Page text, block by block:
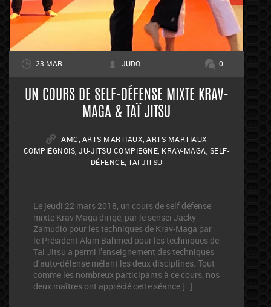
23 MAR JUDO 0
UN COURS DE SELF-DÉFENSE MIXTE KRAV-
MAGA & TAÏ JITSU
AMC ARTS MARTIAUX ,ARTS MARTIAUX
COMPIÉGNOIS ,JU-JITSU COMPIEGNE KRAV-MAGA SELF-
DÉFENCE TAI-JITSU
Le jeudi 22 mars 2018, un cours de self défense
mixte Krav Maga dirigé, par le sensei Jacky
Zamudio pour les techniques de Krav-Maga par
le Président Akim Bahmed pour les techniques de
Tai Jitsu a permi l’enseignement des techniques
d’auto-défense mélant les deux disciplines. Tout
comme les nombreux participants à ce cours, nos
deux maîtres ont apprécié cette séance […]